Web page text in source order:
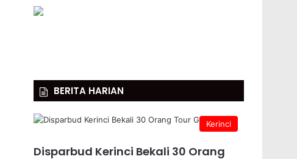
BERITA HARIAN
Kerinci
Disparbud Kerinci Bekali 30 Orang